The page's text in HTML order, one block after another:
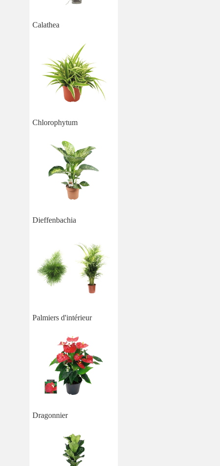
Calathea
Chlorophytum
Dieffenbachia
Palmiers d'intérieur
Dragonnier